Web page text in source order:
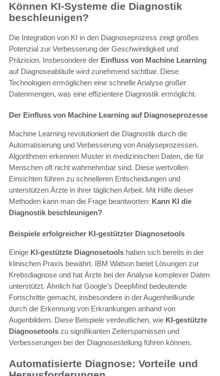
Können KI-Systeme die Diagnostik
beschleunigen?
Die Integration von KI in den Diagnoseprozess zeigt großes
Potenzial zur Verbesserung der Geschwindigkeit und
Präzision. Insbesondere der Einfluss von Machine Learning
auf Diagnoseabläufe wird zunehmend sichtbar. Diese
Technologien ermöglichen eine schnelle Analyse großer
Datenmengen, was eine effizientere Diagnostik ermöglicht.
Der Einfluss von Machine Learning auf Diagnoseprozesse
Machine Learning revolutioniert die Diagnostik durch die
Automatisierung und Verbesserung von Analyseprozessen.
Algorithmen erkennen Muster in medizinischen Daten, die für
Menschen oft nicht wahrnehmbar sind. Diese wertvollen
Einsichten führen zu schnelleren Entscheidungen und
unterstützen Ärzte in ihrer täglichen Arbeit. Mit Hilfe dieser
Methoden kann man die Frage beantworten: Kann KI die
Diagnostik beschleunigen?
Beispiele erfolgreicher KI-gestützter Diagnosetools
Einige KI-gestützte Diagnosetools haben sich bereits in der
klinischen Praxis bewährt. IBM Watson bietet Lösungen zur
Krebsdiagnose und hat Ärzte bei der Analyse komplexer Daten
unterstützt. Ähnlich hat Google’s DeepMind bedeutende
Fortschritte gemacht, insbesondere in der Augenheilkunde
durch die Erkennung von Erkrankungen anhand von
Augenbildern. Diese Beispiele verdeutlichen, wie KI-gestützte
Diagnosetools zu signifikanten Zeitersparnissen und
Verbesserungen bei der Diagnosestellung führen können.
Automatisierte Diagnose: Vorteile und